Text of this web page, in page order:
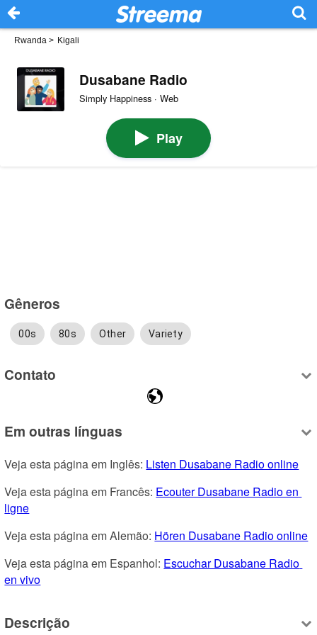
Rwanda > Kigali
Dusabane Radio
Simply Happiness · Web
Play
Gêneros
00s 80s Other Variety
Contato
Em outras línguas
Veja esta página em Inglês: Listen Dusabane Radio online
Veja esta página em Francês: Ecouter Dusabane Radio en
ligne
Veja esta página em Alemão: Hören Dusabane Radio online
Veja esta página em Espanhol: Escuchar Dusabane Radio
en vivo
Descrição